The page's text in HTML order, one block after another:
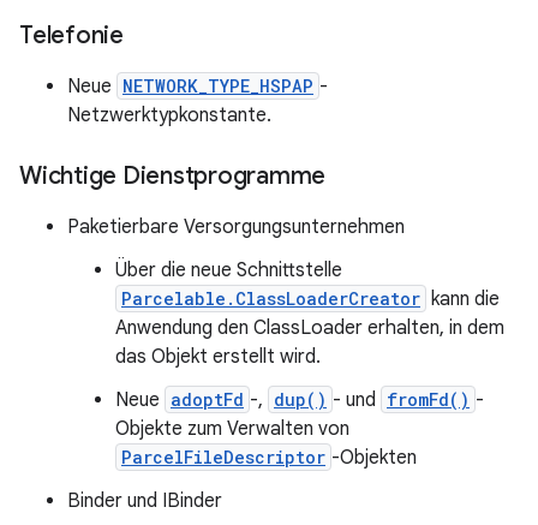
Telefonie
Neue NETWORK_TYPE_HSPAP -
Netzwerktypkonstante.
Wichtige Dienstprogramme
Paketierbare Versorgungsunternehmen
Über die neue Schnittstelle
Parcelable.ClassLoaderCreator kann die
Anwendung den ClassLoader erhalten, in dem
das Objekt erstellt wird.
Neue adoptFd -, dup() - und fromFd() -
Objekte zum Verwalten von
ParcelFileDescriptor -Objekten
Binder und IBinder